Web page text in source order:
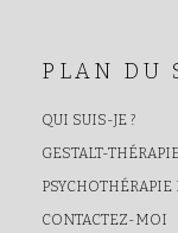
PLAN DU
QUI SUIS-JE ?
GESTALT-
CONTACTEZ-MOI